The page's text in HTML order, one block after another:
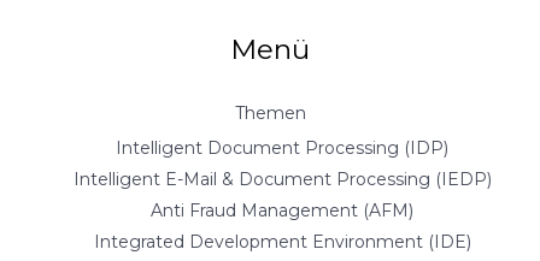
Menü
Themen
Intelligent Document Processing (IDP)
Intelligent E-Mail & Document Processing (IEDP)
Anti Fraud Management (AFM)
Integrated Development Environment (IDE)